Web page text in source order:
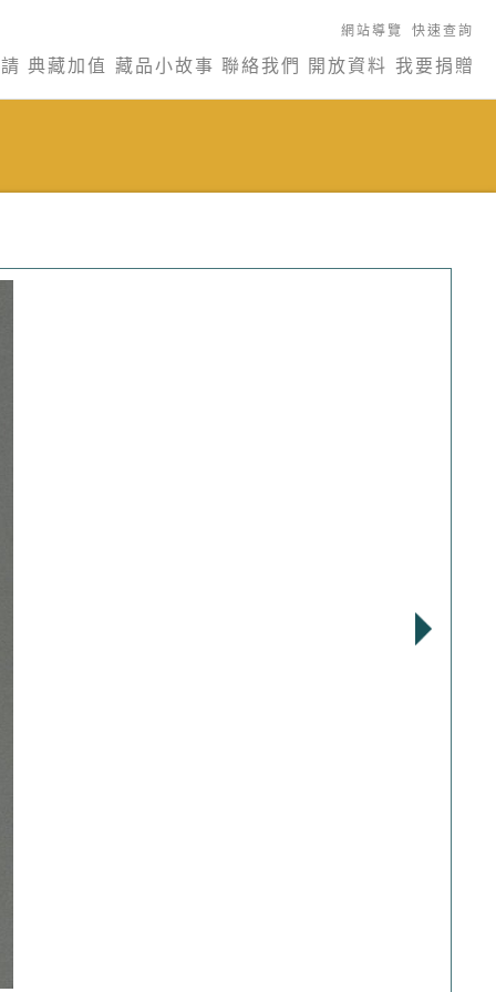
網站導覽 快速查詢
典藏加值 藏品小故事 聯絡我們 開放資料 我要捐贈